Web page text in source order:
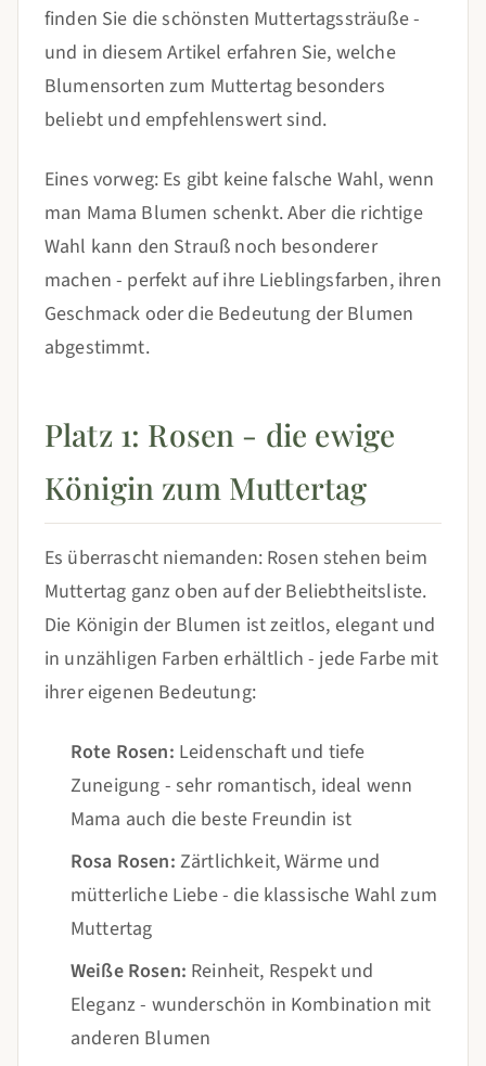
finden Sie die schönsten Muttertagssträuße -
und in diesem Artikel erfahren Sie, welche
Blumensorten zum Muttertag besonders
beliebt und empfehlenswert sind.
Eines vorweg: Es gibt keine falsche Wahl, wenn
man Mama Blumen schenkt. Aber die richtige
Wahl kann den Strauß noch besonderer
machen - perfekt auf ihre Lieblingsfarben, ihren
Geschmack oder die Bedeutung der Blumen
abgestimmt.
Platz 1: Rosen - die ewige
Königin zum Muttertag
Es überrascht niemanden: Rosen stehen beim
Muttertag ganz oben auf der Beliebtheitsliste.
Die Königin der Blumen ist zeitlos, elegant und
in unzähligen Farben erhältlich - jede Farbe mit
ihrer eigenen Bedeutung:
Rote Rosen: Leidenschaft und tiefe
Zuneigung - sehr romantisch, ideal wenn
Mama auch die beste Freundin ist
Rosa Rosen: Zärtlichkeit, Wärme und
mütterliche Liebe - die klassische Wahl zum
Muttertag
Weiße Rosen: Reinheit, Respekt und
Eleganz - wunderschön in Kombination mit
anderen Blumen